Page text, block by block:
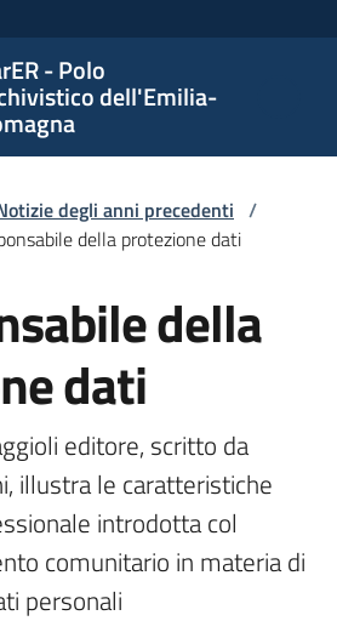
- Polo
dell'Emilia-
degli anni precedenti /
della protezione dati
della
dati
editore, scritto da
illustra le caratteristiche
introdotta col
comunitario in materia di
personali